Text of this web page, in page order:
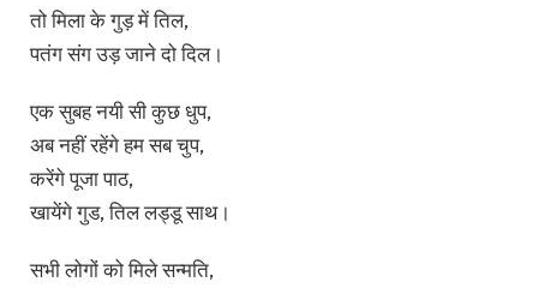
तो मिला के गुड़ में तिल,
पतंग संग उड़ जाने दो दिल।
एक सुबह नयी सी कुछ धुप,
अब नहीं रहेंगे हम सब चुप,
करेंगे पूजा पाठ,
खायेंगे गुड, तिल लड्डू साथ।
सभी लोगों को मिले सन्मति,